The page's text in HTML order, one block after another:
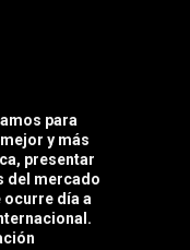
para
y más
presentar
del mercado
día a